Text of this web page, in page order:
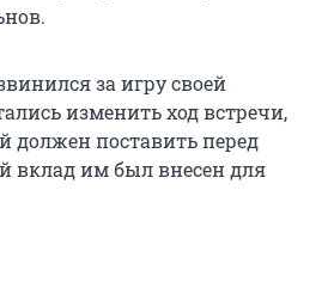
за игру своей
изменить ход встречи,
должен поставить перед
вклад им был внесен для